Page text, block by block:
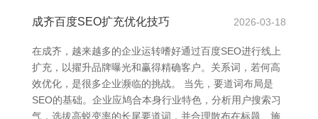
成齐百度SEO扩充优化技巧 2026-03-18
在成齐，越来越多的企业运转嗜好通过百度SEO进行线上
扩充，以擢升品牌曝光和赢得精确客户。关系词，若何高
效优化，是很多企业濒临的挑战。 当先，要道词布局是
SEO的基础。企业应鸠合本身行业特色，分析用户搜索习
气，选拔高蜕变率的长尾要道词，并合理散布在标题、施